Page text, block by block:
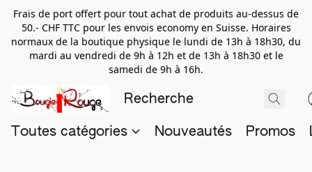
Frais de port offert pour tout achat de produits au-dessus de
50.- CHF TTC pour les envois economy en Suisse. Horaires
normaux de la boutique physique le lundi de 13h à 18h30, du
mardi au vendredi de 9h à 12h et de 13h à 18h30 et le
samedi de 9h à 16h.
Toutes catégories Nouveautés Promos